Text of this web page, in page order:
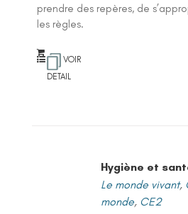
prendre des repères, de
les règles.
VOIR
DETAIL
Hygiène et
Le monde vivant,
monde, CE2